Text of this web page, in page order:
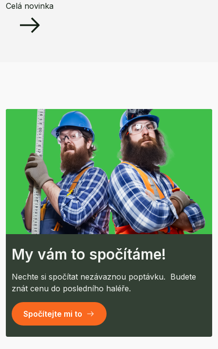
Celá novinka
My vám to spočítáme!
Nechte si spočítat nezávaznou poptávku. Budete
znát cenu do posledního haléře.
Spočítejte mi to